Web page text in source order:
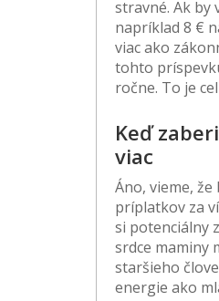
stravné. Ak by
napríklad 8 €
viac ako
tohto
ročne. To je
Keď
viac
Áno, vieme,
príplatkov za
si potenciálny
srdce maminy
staršieho
energie ako